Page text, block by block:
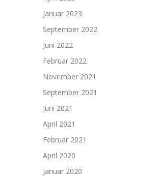
Januar 2023
September 2022
Juni 2022
Februar 2022
November 2021
September 2021
Juni 2021
April 2021
Februar 2021
April 2020
Januar 2020